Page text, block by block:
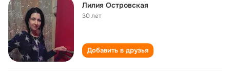
Лилия Островская
30 лет
Добавить в друзья